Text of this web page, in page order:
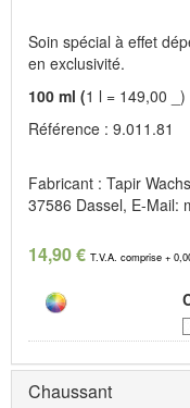
Soin spécial à effet
en exclusivité.
100 ml (1 l = 149,00 _)
Référence : 9.011.81
Fabricant : Tapir
37586 Dassel, E-Mail:
14,90 € T.V.A. comprise +
Chaussant